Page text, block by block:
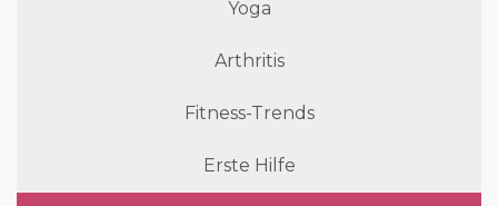
Yoga
Arthritis
Fitness-Trends
Erste Hilfe